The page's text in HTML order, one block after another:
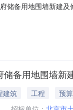
储备用地围墙新建
山新村等13宗政府
备用地围墙新
建筑 工程
预